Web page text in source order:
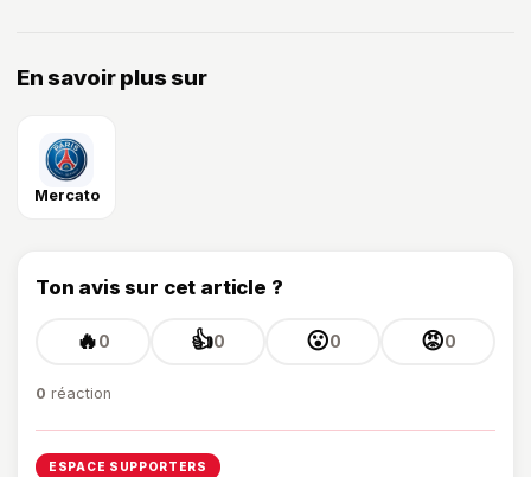
En savoir plus sur
Mercato
Ton avis sur cet article ?
🔥0 👍0 😮0 😡0
0 réaction
ESPACE SUPPORTERS